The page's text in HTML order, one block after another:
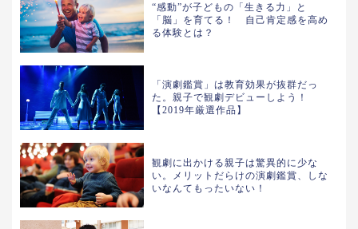
“感動”が子どもの「生きる力」と
「脳」を育てる！ 自己肯定感を高め
る体験とは？
「演劇鑑賞」は教育効果が抜群だっ
た。親子で観劇デビューしよう！
【2019年厳選作品】
観劇に出かける親子は驚異的に少な
い。メリットだらけの演劇鑑賞、しな
いなんてもったいない！